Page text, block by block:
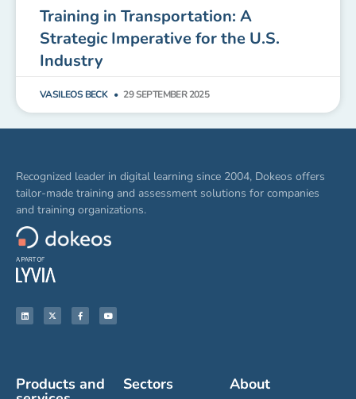
Training in Transportation: A
Strategic Imperative for the U.S.
Industry
VASILEOS BECK 29 SEPTEMBER 2025
Recognized leader in digital learning since 2004, Dokeos offers
tailor-made training and assessment solutions for companies
and training organizations.
Products and Sectors About